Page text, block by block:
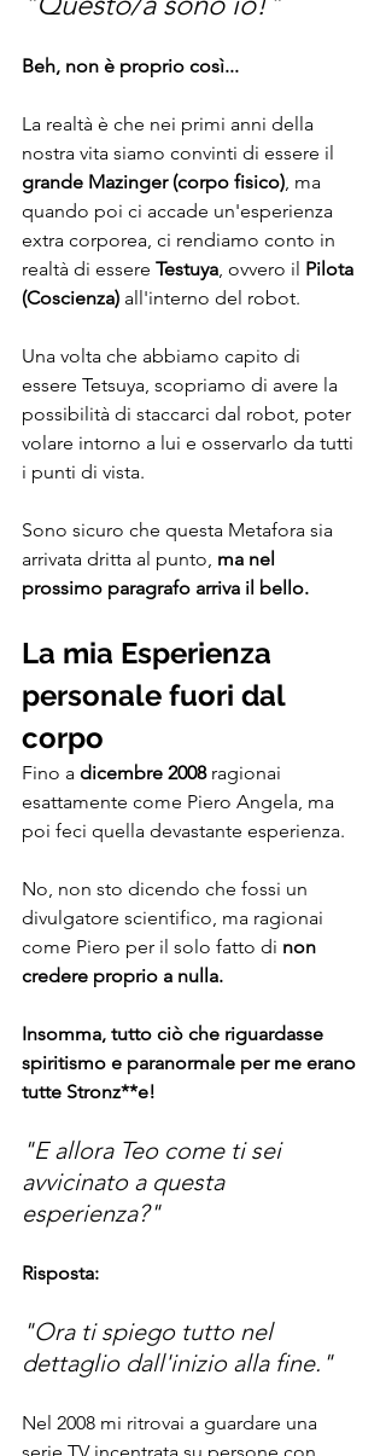
Beh, non è proprio così...
La realtà è che nei primi anni della
nostra vita siamo convinti di essere il
grande Mazinger (corpo fisico) , ma
quando poi ci accade un'esperienza
extra corporea, ci rendiamo conto in
realtà di essere Testuya , ovvero il Pilota
(Coscienza) all'interno del robot.
Una volta che abbiamo capito di
essere Tetsuya, scopriamo di avere la
possibilità di staccarci dal robot, poter
volare intorno a lui e osservarlo da tutti
i punti di vista.
Sono sicuro che questa Metafora sia
arrivata dritta al punto, ma nel
prossimo paragrafo arriva il bello.
La mia Esperienza
personale fuori dal
corpo
Fino a dicembre 2008 ragionai
esattamente come Piero Angela, ma
poi feci quella devastante esperienza.
No, non sto dicendo che fossi un
divulgatore scientifico, ma ragionai
come Piero per il solo fatto di non
credere proprio a nulla.
Insomma, tutto ciò che riguardasse
spiritismo e paranormale per me erano
tutte Stronz**e!
"E allora Teo come ti sei
avvicinato a questa
esperienza?"
Risposta:
"Ora ti spiego tutto nel
dettaglio dall'inizio alla fine."
Nel 2008 mi ritrovai a guardare una
serie TV incentrata su persone con